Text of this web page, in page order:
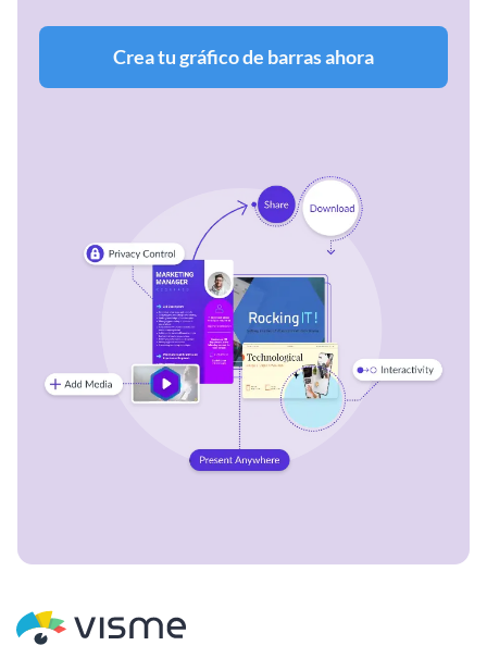
Crea tu gráfico de barras ahora